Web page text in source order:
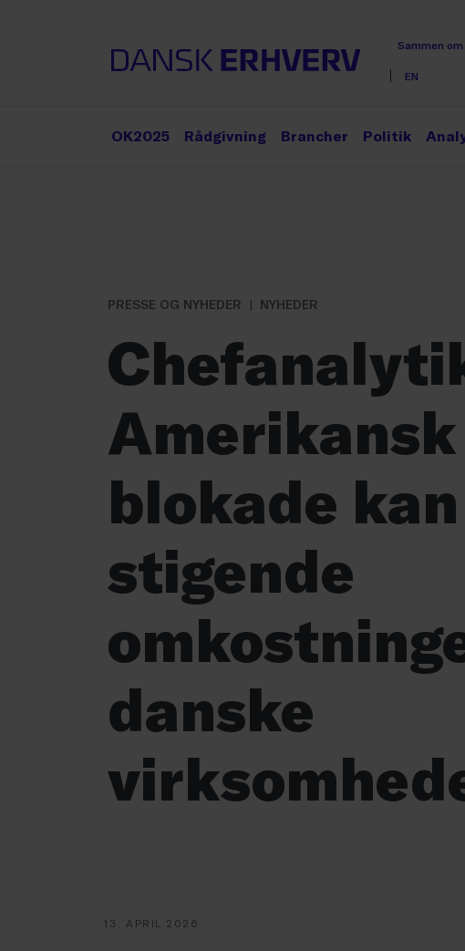
Sammen om
EN
OK2025 Rådgivning Brancher Politik
PRESSE OG NYHEDER
NYHEDER
Amerikansk
blokade
stigende
danske
13. APRIL 2026